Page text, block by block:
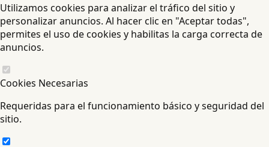
Utilizamos cookies para analizar el tráfico del sitio y
personalizar anuncios. Al hacer clic en "Aceptar todas",
permites el uso de cookies y habilitas la carga correcta de
anuncios.
Cookies Necesarias
Requeridas para el funcionamiento básico y seguridad del
sitio.